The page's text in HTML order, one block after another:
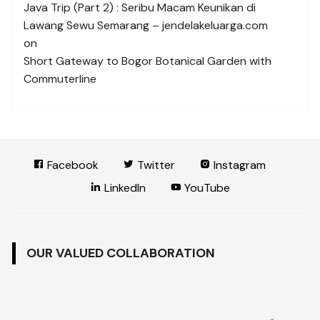
Java Trip (Part 2) : Seribu Macam Keunikan di
Lawang Sewu Semarang – jendelakeluarga.com
on
Short Gateway to Bogor Botanical Garden with
Commuterline
Facebook Twitter
Instagram
LinkedIn
YouTube
OUR VALUED COLLABORATION